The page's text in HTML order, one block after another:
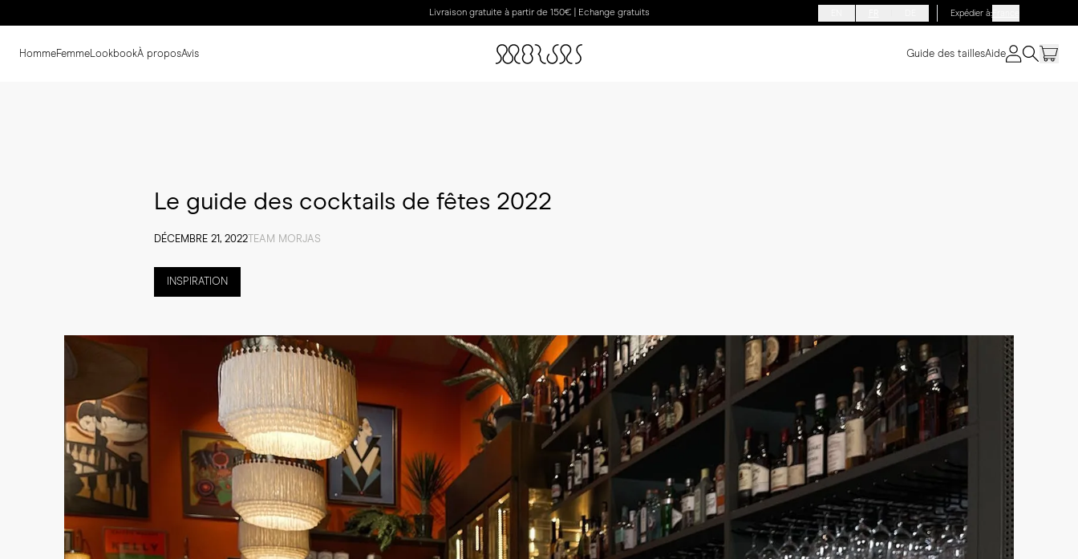
Livraison gratuite à partir de 150€ | Echange gratuits Expédier à:France
HommeFemme LookbookÀ proposAvis Guide des taillesAide
Le guide des cocktails de fêtes 2022
DÉCEMBRE 21, 2022 TEAM MORJAS
INSPIRATION